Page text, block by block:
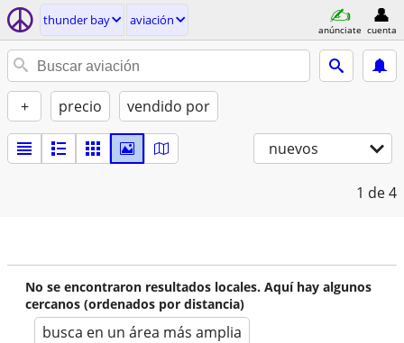
thunder bay aviación
anúnciate cuenta
+ precio vendido por
nuevos
1 de 4
No se encontraron resultados locales. Aquí hay algunos
cercanos (ordenados por distancia)
busca en un área más amplia